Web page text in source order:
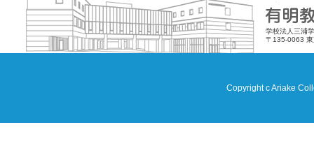
学校法人三浦
〒135-0063